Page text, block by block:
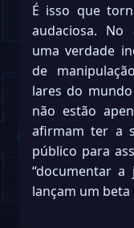
É isso que
audaciosa. No
uma verdade
de
lares do
não estão
afirmam ter a
público para
“documentar
lançam um beta